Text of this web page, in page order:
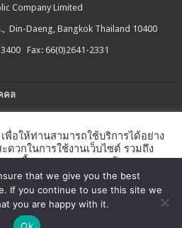
Company Limited
Din-Daeng, Bangkok Thailand 10400
Fax: 66(0)2641-2331
คล
ารสนเทศ
พื่อให้ท่านสามารถใช้บริการได้อย่าง
ดวกในการใช้งานเว็บไซต์ รวมถึง
นอเนื้อหาตรงตามความต้องการ
ายละเอียดเพิ่มเติมได้ใน นโยบาย
that we give you the best
If you continue to use this site we
you are happy with it.
Ok